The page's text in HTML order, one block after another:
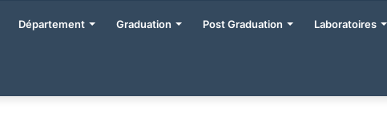
Département Graduation Post Graduation Laboratoires